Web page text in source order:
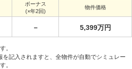
ボーナス
(×年2回)
物件価格
－ 5,399万円
。
を記入されますと、全物件が自動でシミュレー
。